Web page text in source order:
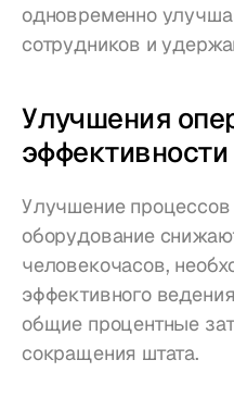
одновременно
сотрудников и
Улучшения
эффективности
Улучшение процессов
оборудование
человекочасов,
эффективного
общие процентные
сокращения штата.